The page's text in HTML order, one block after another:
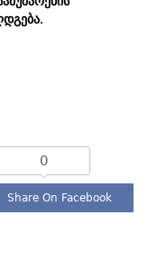
0
Share On Facebook